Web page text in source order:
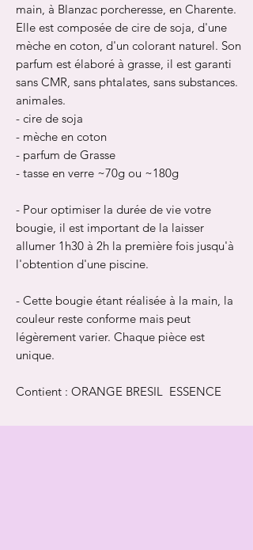
main, à Blanzac porcheresse, en Charente.
Elle est composée de cire de soja, d'une
mèche en coton, d'un colorant naturel. Son
parfum est élaboré à grasse, il est garanti
sans CMR, sans phtalates, sans substances.
animales.
- cire de soja
- mèche en coton
- parfum de Grasse
- tasse en verre ~70g ou ~180g
- Pour optimiser la durée de vie votre
bougie, il est important de la laisser
allumer 1h30 à 2h la première fois jusqu'à
l'obtention d'une piscine.
- Cette bougie étant réalisée à la main, la
couleur reste conforme mais peut
légèrement varier. Chaque pièce est
unique.
Contient : ORANGE BRESIL ESSENCE